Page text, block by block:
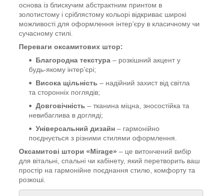
основа із блискучим абстрактним принтом в
золотистому і сріблястому кольорі відкриває широкі
можливості для оформлення інтер’єру в класичному чи
сучасному стилі.
Переваги оксамитових штор:
Благородна текстура – розкішний акцент у
будь-якому інтер’єрі;
Висока щільність – надійний захист від світла
та сторонніх поглядів;
Довговічність – тканина міцна, зносостійка та
невибаглива в догляді;
Універсальний дизайн – гармонійно
поєднується з різними стилями оформлення.
Оксамитові штори «Mirage» – це витончений вибір
для вітальні, спальні чи кабінету, який перетворить ваш
простір на гармонійне поєднання стилю, комфорту та
розкоші.